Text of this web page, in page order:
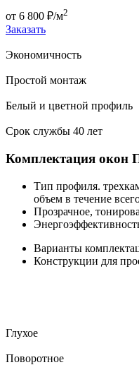
от 6 800 ₽/м2
Заказать
Экономичность
Простой монтаж
Белый и цветной профиль
Срок службы 40 лет
Комплектация окон
Тип профиля.
объем в течение
Прозрачное,
Варианты
Конструкции для
Глухое
Поворотное